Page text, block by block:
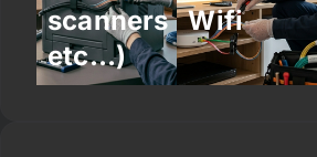
scanners
etc…)
Wifi